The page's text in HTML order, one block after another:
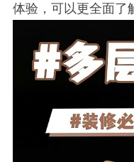
体验，可以更全面了